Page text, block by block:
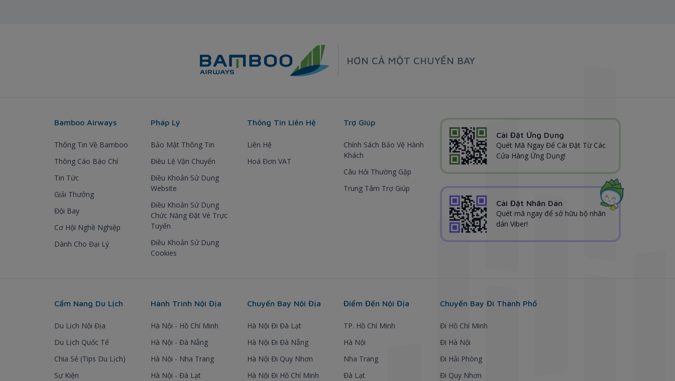
HƠN CẢ MỘT CHUYẾN BAY
Bamboo Airways
Thông Tin Về Bamboo
Thông Cáo Báo Chí
Tin Tức
Giải Thưởng
Đội Bay
Cơ Hội Nghề Nghiệp
Dành Cho Đại Lý
Pháp Lý
Bảo Mật Thông Tin
Điều Lệ Vận Chuyển
Điều Khoản Sử Dụng
Website
Điều Khoản Sử Dụng
Chức Năng Đặt Vé Trực
Tuyến
Điều Khoản Sử Dụng
Cookies
Thông Tin Liên Hệ
Liên Hệ
Hoá Đơn VAT
Trợ Giúp
Chính Sách Bảo Vệ Hành
Khách
Câu Hỏi Thường Gặp
Trung Tâm Trợ Giúp
Cài Đặt Ứng Dụng
Quét Mã Ngay Để Cài Đặt Từ Các
Cửa Hàng Ứng Dụng!
Cài Đặt Nhãn Dán
Quét mã ngay để sở hữu bộ nhãn
dán Viber!
Cẩm Nang Du Lịch
Du Lịch Nội Địa
Du Lịch Quốc Tế
Chia Sẻ (Tips Du Lịch)
Sự Kiện
Hành Trình Nội Địa
Hà Nội - Hồ Chí Minh
Hà Nội - Đà Nẵng
Hà Nội - Nha Trang
Hà Nội - Đà Lạt
Chuyến Bay Nội Địa
Hà Nội Đi Đà Lạt
Hà Nội Đi Đà Nẵng
Hà Nội Đi Quy Nhơn
Hà Nội Đi Hồ Chí Minh
Điểm Đến Nội Địa
TP. Hồ Chí Minh
Hà Nội
Nha Trang
Đà Lạt
Chuyến Bay Đi Thành Phố
Đi Hồ Chí Minh
Đi Hà Nội
Đi Hải Phòng
Đi Quy Nhơn